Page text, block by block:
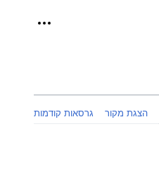
כלים
הצגת מקור גרסאות קודמות